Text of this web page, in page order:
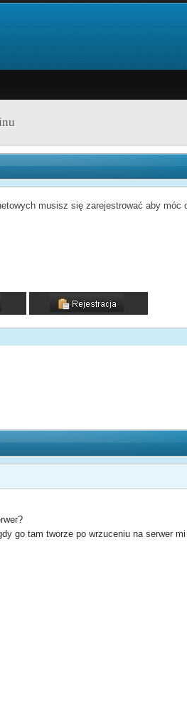
musisz się zarejestrować aby
go tam tworze po wrzuceniu na serwer